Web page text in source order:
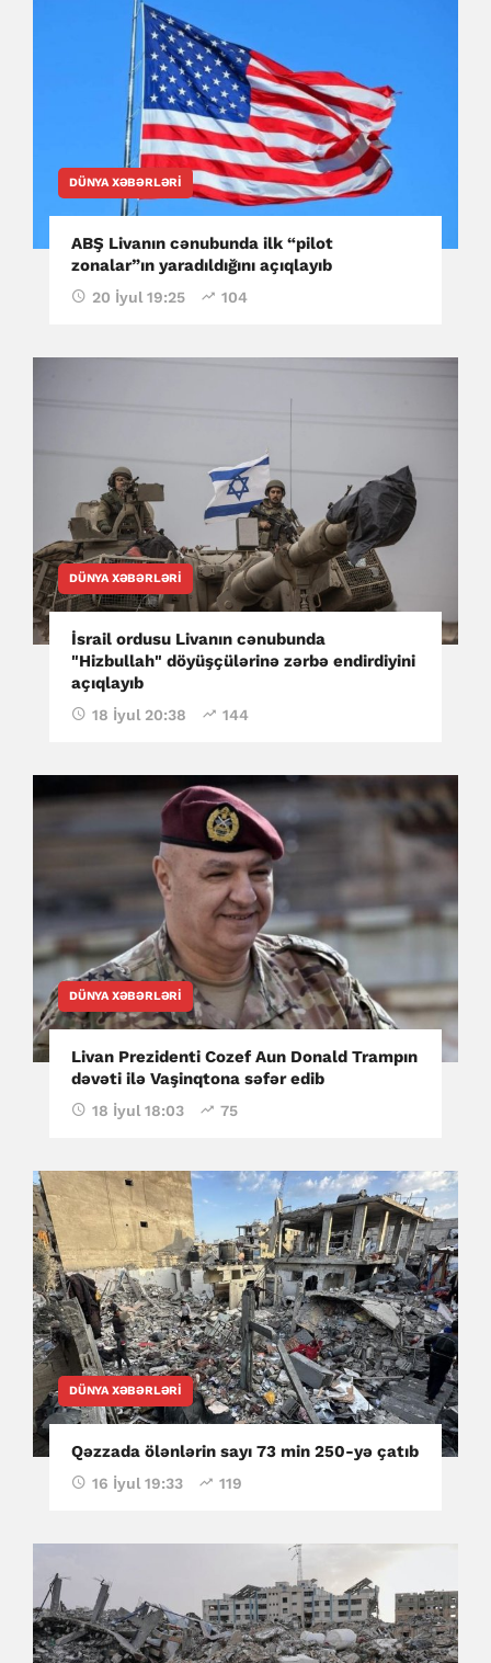
DÜNYA XƏBƏRLƏRI
ABŞ Livanın cənubunda ilk “pilot
zonalar”ın yaradıldığını açıqlayıb
20 İyul 19:25 104
DÜNYA XƏBƏRLƏRI
İsrail ordusu Livanın cənubunda
"Hizbullah" döyüşçülərinə zərbə endirdiyini
açıqlayıb
18 İyul 20:38 144
DÜNYA XƏBƏRLƏRI
Livan Prezidenti Cozef Aun Donald Trampın
dəvəti ilə Vaşinqtona səfər edib
18 İyul 18:03 75
DÜNYA XƏBƏRLƏRI
Qəzzada ölənlərin sayı 73 min 250-yə çatıb
16 İyul 19:33 119